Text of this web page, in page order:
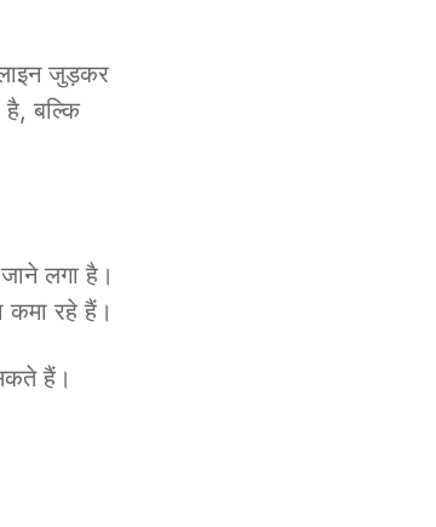
जुड़कर
बल्कि
लगा है।
कमा रहे हैं।
हैं।